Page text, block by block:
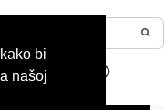
bi
našoj